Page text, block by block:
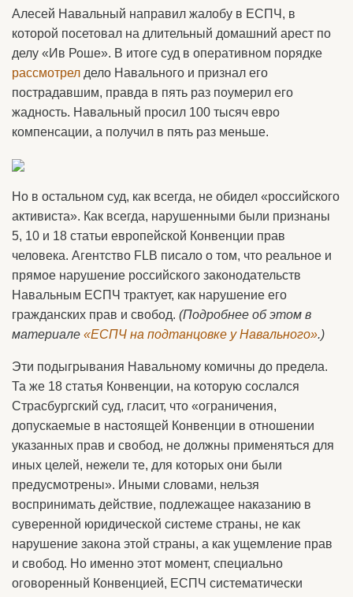
Алесей Навальный направил жалобу в ЕСПЧ, в
которой посетовал на длительный домашний арест по
делу «Ив Роше». В итоге суд в оперативном порядке
рассмотрел дело Навального и признал его
пострадавшим, правда в пять раз поумерил его
жадность. Навальный просил 100 тысяч евро
компенсации, а получил в пять раз меньше.
Но в остальном суд, как всегда, не обидел «российского
активиста». Как всегда, нарушенными были признаны
5, 10 и 18 статьи европейской Конвенции прав
человека. Агентство FLB писало о том, что реальное и
прямое нарушение российского законодательств
Навальным ЕСПЧ трактует, как нарушение его
гражданских прав и свобод. (Подробнее об этом в
материале «ЕСПЧ на подтанцовке у Навального».)
Эти подыгрывания Навальному комичны до предела.
Та же 18 статья Конвенции, на которую сослался
Страсбургский суд, гласит, что «ограничения,
допускаемые в настоящей Конвенции в отношении
указанных прав и свобод, не должны применяться для
иных целей, нежели те, для которых они были
предусмотрены». Иными словами, нельзя
воспринимать действие, подлежащее наказанию в
суверенной юридической системе страны, не как
нарушение закона этой страны, а как ущемление прав
и свобод. Но именно этот момент, специально
оговоренный Конвенцией, ЕСПЧ систематически